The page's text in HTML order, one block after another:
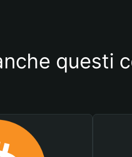
questi